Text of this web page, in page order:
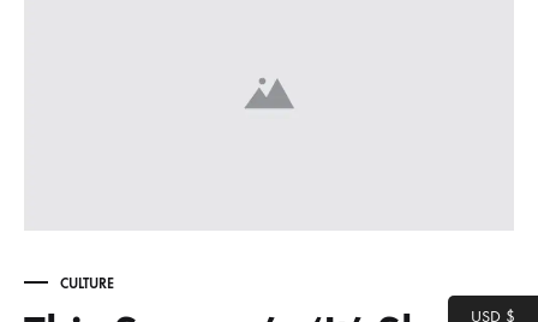
CULTURE
USD $